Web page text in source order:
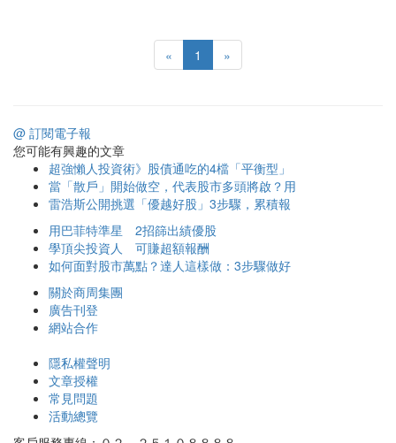
« 1 »
@ 訂閱電子報
您可能有興趣的文章
超強懶人投資術》股債通吃的4檔「平衡型」
當「散戶」開始做空，代表股市多頭將啟？用
雷浩斯公開挑選「優越好股」3步驟，累積報
用巴菲特準星 2招篩出績優股
學頂尖投資人 可賺超額報酬
如何面對股市萬點？達人這樣做：3步驟做好
關於商周集團
廣告刊登
網站合作
隱私權聲明
文章授權
常見問題
活動總覽